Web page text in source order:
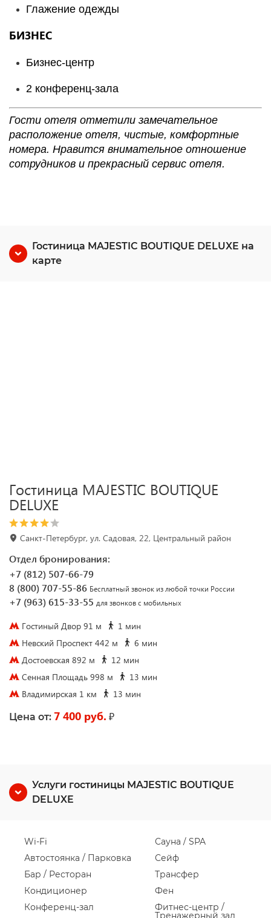
Глажение одежды
БИЗНЕС
Бизнес-центр
2 конференц-зала
Гости отеля отметили замечательное
расположение отеля, чистые, комфортные
номера. Нравится внимательное отношение
сотрудников и прекрасный сервис отеля.
Гостиница MAJESTIC BOUTIQUE DELUXE на
карте
Гостиница MAJESTIC BOUTIQUE
DELUXE
Санкт-Петербург, ул. Садовая, 22, Центральный район
Отдел бронирования:
+7 (812) 507-66-79
8 (800) 707-55-86 Бесплатный звонок из любой точки России
+7 (963) 615-33-55 для звонков с мобильных
Гостиный Двор 91 м
1 мин
Невский Проспект 442 м
6 мин
Достоевская 892 м
12 мин
Сенная Площадь 998 м
13 мин
Владимирская 1 км
13 мин
Цена от: 7 400 руб. ₽
Услуги гостиницы MAJESTIC BOUTIQUE
DELUXE
Wi-Fi
Автостоянка / Парковка
Бар / Ресторан
Кондиционер
Конференц-зал
Сауна / SPA
Сейф
Трансфер
Фен
Фитнес-центр /
Тренажерный зал